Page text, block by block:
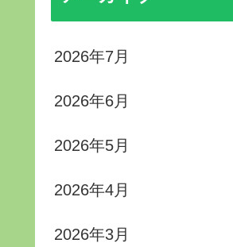
2026年7月
2026年6月
2026年5月
2026年4月
2026年3月